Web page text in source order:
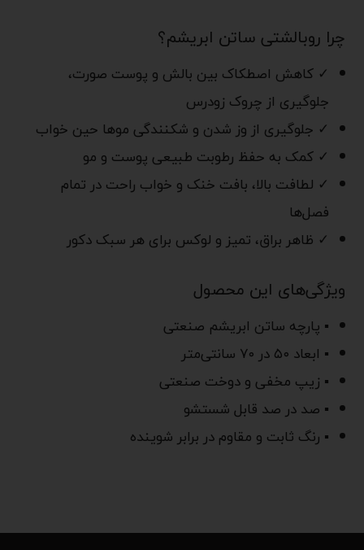
چرا روبالشتی ساتن ابریشم؟
✓ کاهش اصطکاک بین بالش و پوست صورت،
جلوگیری از چروک زودرس
✓ جلوگیری از وز شدن و شکنندگی موها حین خواب
✓ کمک به حفظ رطوبت طبیعی پوست و مو
✓ لطافت بالا، بافت خنک و خواب راحت در تمام
فصل‌ها
✓ ظاهر براق، تمیز و لوکس برای هر سبک دکور
ویژگی‌های این محصول
▪ پارچه ساتن ابریشم صنعتی
▪ ابعاد ۵۰ در ۷۰ سانتی‌متر
▪ زیپ مخفی و دوخت صنعتی
▪ صد در صد قابل شستشو
▪ رنگ ثابت و مقاوم در برابر شوینده